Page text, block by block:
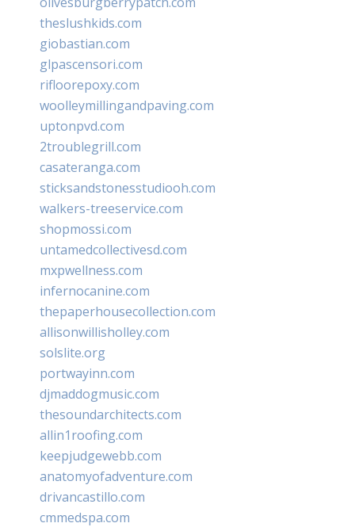
theslushkids.com
giobastian.com
glpascensori.com
rifloorepoxy.com
woolleymillingandpaving.com
uptonpvd.com
2troublegrill.com
casateranga.com
sticksandstonesstudiooh.com
walkers-treeservice.com
shopmossi.com
untamedcollectivesd.com
mxpwellness.com
infernocanine.com
thepaperhousecollection.com
allisonwillisholley.com
solslite.org
portwayinn.com
djmaddogmusic.com
thesoundarchitects.com
allin1roofing.com
keepjudgewebb.com
anatomyofadventure.com
drivancastillo.com
cmmedspa.com